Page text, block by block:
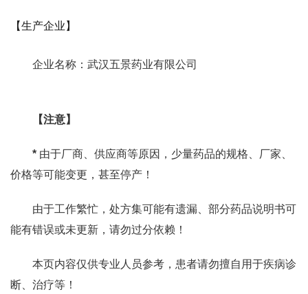
【生产企业】
企业名称：武汉五景药业有限公司
【注意】
* 由于厂商、供应商等原因，少量药品的规格、厂家、
价格等可能变更，甚至停产！
由于工作繁忙，处方集可能有遗漏、部分药品说明书可
能有错误或未更新，请勿过分依赖！
本页内容仅供专业人员参考，患者请勿擅自用于疾病诊
断、治疗等！